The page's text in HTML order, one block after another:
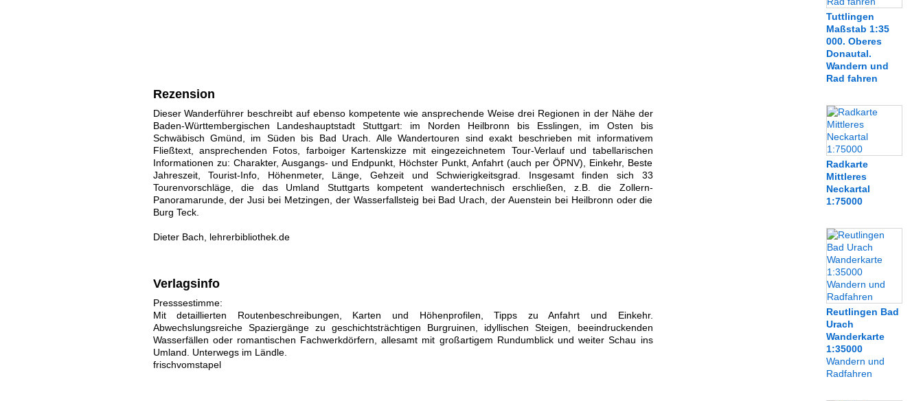
Rezension
Dieser Wanderführer beschreibt auf ebenso kompetente wie ansprechende Weise drei Regionen in der Nähe der
Baden-Württembergischen Landeshauptstadt Stuttgart: im Norden Heilbronn bis Esslingen, im Osten bis
Schwäbisch Gmünd, im Süden bis Bad Urach. Alle Wandertouren sind exakt beschrieben mit informativem
Fließtext, ansprechenden Fotos, farboiger Kartenskizze mit eingezeichnetem Tour-Verlauf und tabellarischen
Informationen zu: Charakter, Ausgangs- und Endpunkt, Höchster Punkt, Anfahrt (auch per ÖPNV), Einkehr, Beste
Jahreszeit, Tourist-Info, Höhenmeter, Länge, Gehzeit und Schwierigkeitsgrad. Insgesamt finden sich 33
Tourenvorschläge, die das Umland Stuttgarts kompetent wandertechnisch erschließen, z.B. die Zollern-
Panoramarunde, der Jusi bei Metzingen, der Wasserfallsteig bei Bad Urach, der Auenstein bei Heilbronn oder die
Burg Teck.
Dieter Bach, lehrerbibliothek.de
Verlagsinfo
Presssestimme:
Mit detaillierten Routenbeschreibungen, Karten und Höhenprofilen, Tipps zu Anfahrt und Einkehr.
Abwechslungsreiche Spaziergänge zu geschichtsträchtigen Burgruinen, idyllischen Steigen, beeindruckenden
Wasserfällen oder romantischen Fachwerkdörfern, allesamt mit großartigem Rundumblick und weiter Schau ins
Umland. Unterwegs im Ländle.
frischvomstapel
Tuttlingen
Maßstab 1:35
000. Oberes
Donautal.
Wandern und
Rad fahren
Radkarte
Mittleres
Neckartal
1:75000
Reutlingen Bad
Urach
Wanderkarte
1:35000
Wandern und
Radfahren